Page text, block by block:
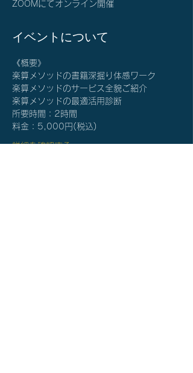
ZOOMにてオンライン開催
イベントについて
《概要》
楽算メソッドの書籍深掘り体感ワーク
楽算メソッドのサービス全貌ご紹介
楽算メソッドの最適活用診断
所要時間：2時間
​料金：5,000円(税込)
詳細を確認する≫